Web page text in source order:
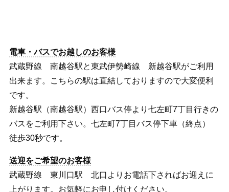
電車・バスでお越しのお客様
武蔵野線 南越谷駅と東武伊勢崎線 新越谷駅がご利用
出来ます。こちらの駅は直結しておりますので大変便利
です。
新越谷駅（南越谷駅）西口バス停より七左町7丁目行きの
バスをご利用下さい。七左町7丁目バス停下車（終点）
徒歩30秒です。
送迎をご希望のお客様
武蔵野線 東川口駅 北口よりお電話下さればお迎えに
上がります。お気軽にお申し付けください。